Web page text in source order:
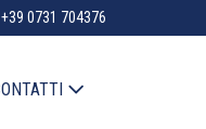
+39 0731 704376